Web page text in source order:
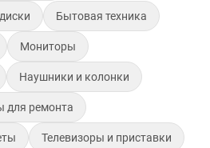
Бытовая техника
Мониторы
Наушники и колонки
для ремонта
Телевизоры и приставки